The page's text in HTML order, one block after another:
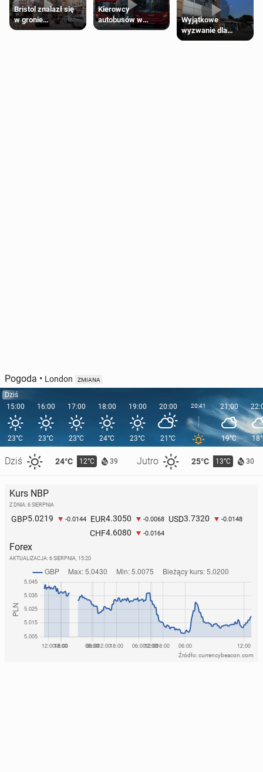
Bristol znalazł się
w gronie
najlepszych
Kierowcy
autobusów w
Londynie
Wyjątkowe
wyzwanie dla
posiadaczy kart
Pogoda • London ZMIANA
Dziś
15:00
23°C
Dziś 24°C 12°C 39 Jutro 25°C 13°C 30
16:00
23°C
17:00
23°C
18:00
24°C
19:00
23°C
20:00
21°C
20:41 21:00
19°C
Kurs NBP
Z DNIA: 6 SIERPNIA
GBP5.0219 -0.0144 EUR4.3050 -0.0068 USD3.7320 -0.0148
CHF4.6080 -0.0164
Forex
AKTUALIZACJA: 6 SIERPNIA, 15:20
Źródło: currencybeacon.com